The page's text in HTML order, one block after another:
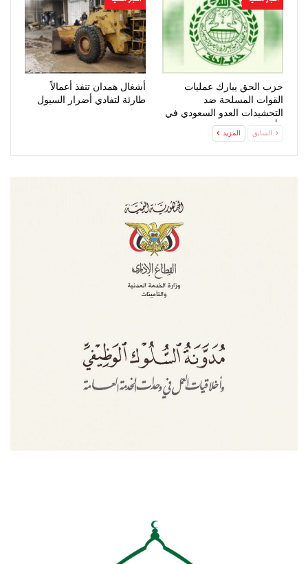
حزب الحق يبارك عمليات
القوات المسلحة ضد
التحشيدات العدو السعودي في
مأرب وحضرموت
أشغال همدان تنفذ أعمالاً
طارئة لتفادي أضرار السيول
السابق المزيد